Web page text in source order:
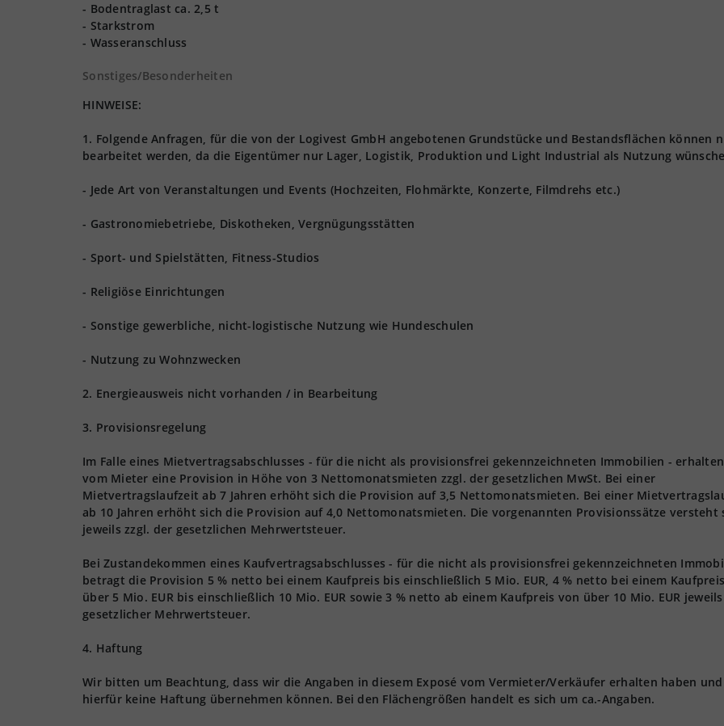
- Bodentraglast ca. 2,5 t
- Starkstrom
- Wasseranschluss
Sonstiges/Besonderheiten
HINWEISE:
1. Folgende Anfragen, für die von der Logivest GmbH angebotenen Grundstücke und Bestandsflächen können
bearbeitet werden, da die Eigentümer nur Lager, Logistik, Produktion und Light Industrial als Nutzung
- Jede Art von Veranstaltungen und Events (Hochzeiten, Flohmärkte, Konzerte, Filmdrehs etc.)
- Gastronomiebetriebe, Diskotheken, Vergnügungsstätten
- Sport- und Spielstätten, Fitness-Studios
- Religiöse Einrichtungen
- Sonstige gewerbliche, nicht-logistische Nutzung wie Hundeschulen
- Nutzung zu Wohnzwecken
2. Energieausweis nicht vorhanden / in Bearbeitung
3. Provisionsregelung
Im Falle eines Mietvertragsabschlusses - für die nicht als provisionsfrei gekennzeichneten Immobilien -
vom Mieter eine Provision in Höhe von 3 Nettomonatsmieten zzgl. der gesetzlichen MwSt. Bei einer
Mietvertragslaufzeit ab 7 Jahren erhöht sich die Provision auf 3,5 Nettomonatsmieten. Bei einer
ab 10 Jahren erhöht sich die Provision auf 4,0 Nettomonatsmieten. Die vorgenannten Provisionssätze versteht
jeweils zzgl. der gesetzlichen Mehrwertsteuer.
Bei Zustandekommen eines Kaufvertragsabschlusses - für die nicht als provisionsfrei gekennzeichneten
betragt die Provision 5 % netto bei einem Kaufpreis bis einschließlich 5 Mio. EUR, 4 % netto bei einem
über 5 Mio. EUR bis einschließlich 10 Mio. EUR sowie 3 % netto ab einem Kaufpreis von über 10 Mio. EUR
gesetzlicher Mehrwertsteuer.
4. Haftung
Wir bitten um Beachtung, dass wir die Angaben in diesem Exposé vom Vermieter/Verkäufer erhalten haben und
hierfür keine Haftung übernehmen können. Bei den Flächengrößen handelt es sich um ca.-Angaben.